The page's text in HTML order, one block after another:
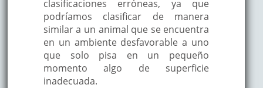
clasificaciones erróneas, ya que
podríamos clasificar de manera
similar a un animal que se encuentra
en un ambiente desfavorable a uno
que solo pisa en un pequeño
momento algo de superficie
inadecuada.